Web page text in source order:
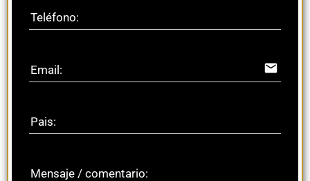
Teléfono:
Email: email
Pais:
Mensaje / comentario: